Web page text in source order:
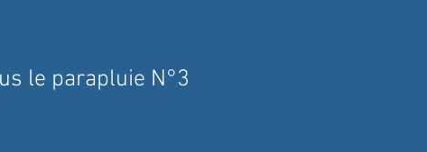
le parapluie N°3